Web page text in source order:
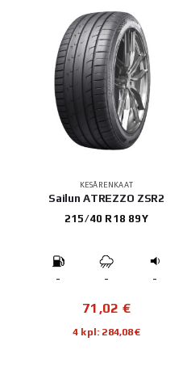
KESÄRENKAAT
Sailun ATREZZO ZSR2
215/40 R18 89Y
- - -
71,02 €
4 kpl: 284,08€